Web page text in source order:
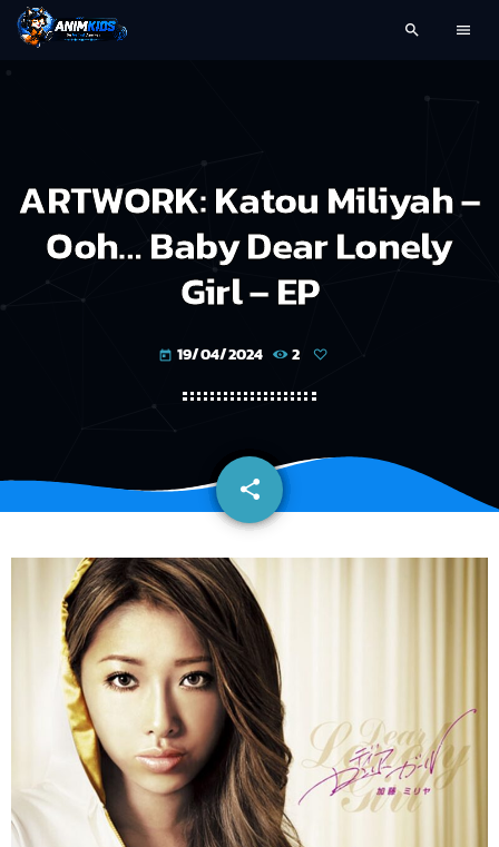
search menu
ARTWORK: Katou Miliyah –
Ooh… Baby Dear Lonely
Girl – EP
today 19/04/2024 2
share
email